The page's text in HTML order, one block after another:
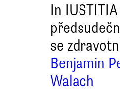
In
se
Benjamin
Walach